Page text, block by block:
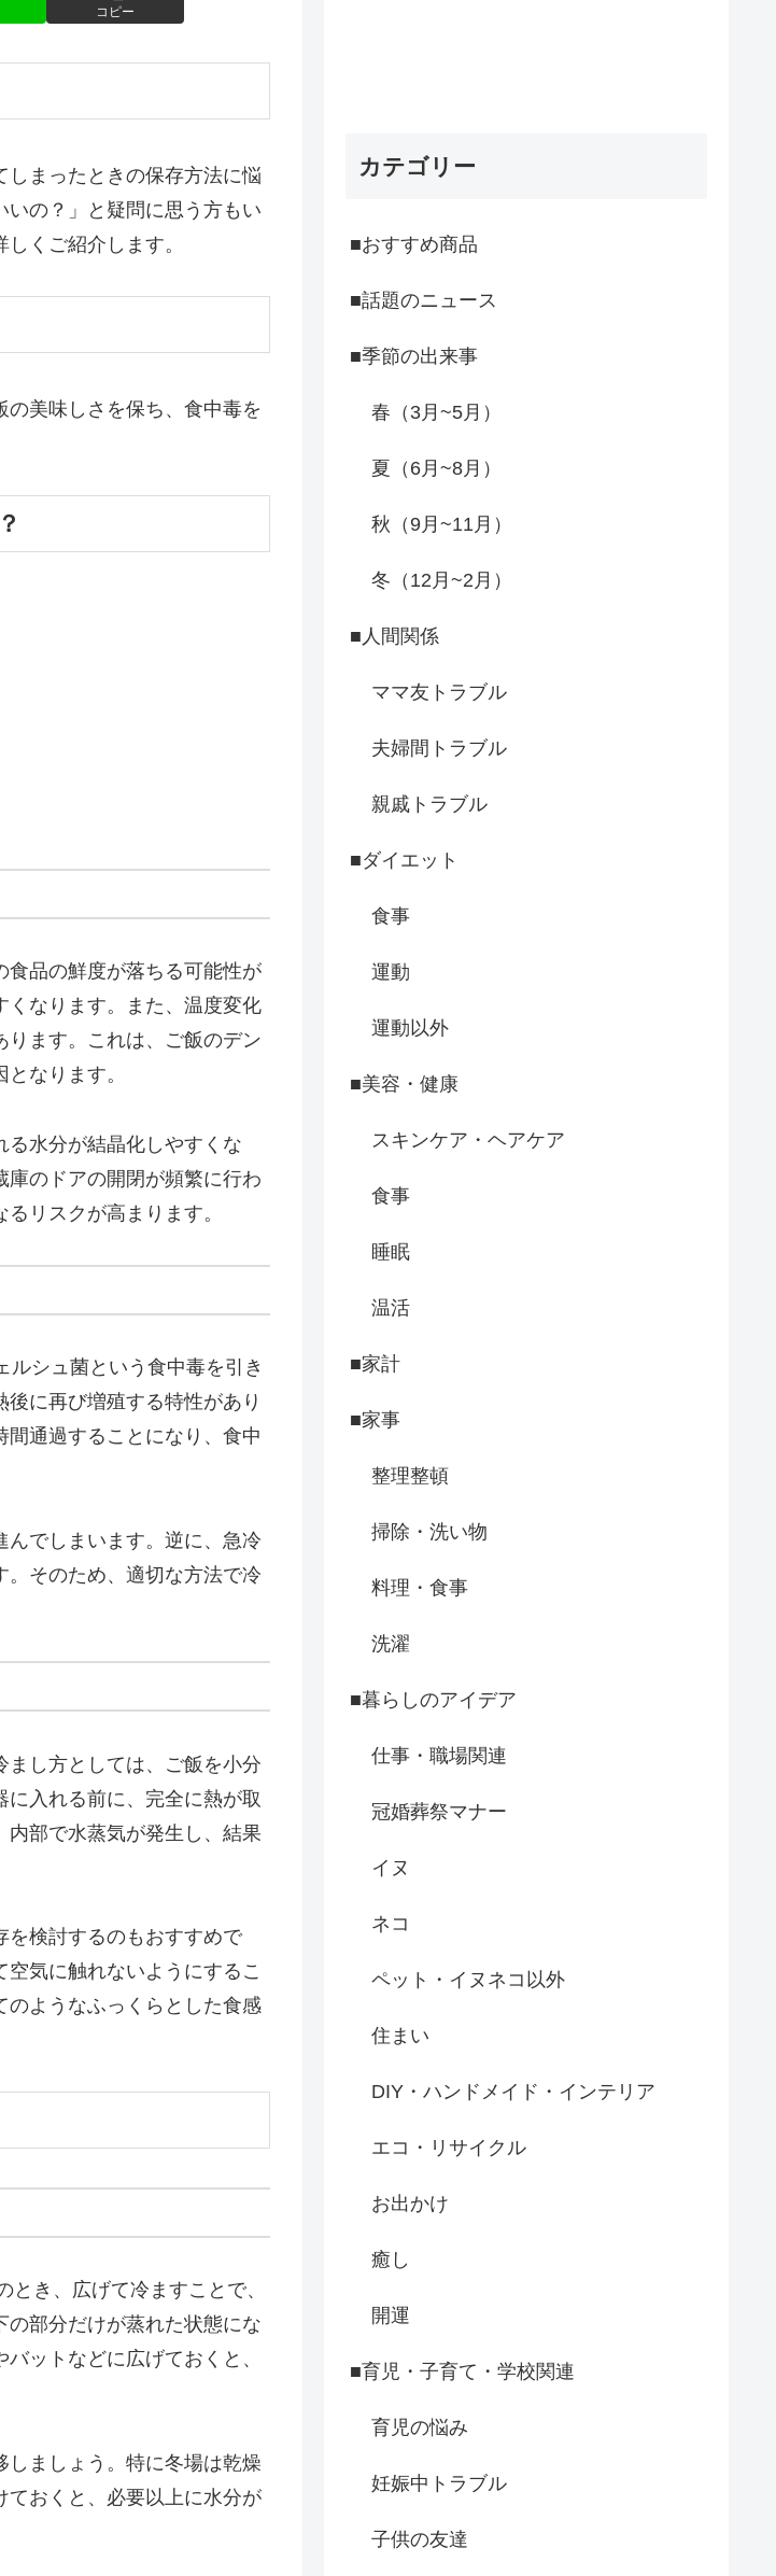
コピー
まったときの保存方法に悩
の？」と疑問に思う方もい
くご紹介します。
美味しさを保ち、食中毒を
食品の鮮度が落ちる可能性が
くなります。また、温度変化
ます。これは、ご飯のデン
なります。
る水分が結晶化しやすくな
庫のドアの開閉が頻繁に行わ
リスクが高まります。
シュ菌という食中毒を引き
に再び増殖する特性があり
通過することになり、食中
んでしまいます。逆に、急冷
。そのため、適切な方法で冷
し方としては、ご飯を小分
入れる前に、完全に熱が取
部で水蒸気が発生し、結果
を検討するのもおすすめで
気に触れないようにするこ
のようなふっくらとした食感
き、広げて冷ますことで、
部分だけが蒸れた状態にな
ットなどに広げておくと、
ましょう。特に冬場は乾燥
ておくと、必要以上に水分が
カテゴリー
■おすすめ商品
■話題のニュース
■季節の出来事
春（3月~5月）
夏（6月~8月）
秋（9月~11月）
冬（12月~2月）
■人間関係
ママ友トラブル
夫婦間トラブル
親戚トラブル
■ダイエット
食事
運動
運動以外
■美容・健康
スキンケア・ヘアケア
食事
睡眠
温活
■家計
■家事
整理整頓
掃除・洗い物
料理・食事
洗濯
■暮らしのアイデア
仕事・職場関連
冠婚葬祭マナー
イヌ
ネコ
ペット・イヌネコ以外
住まい
DIY・ハンドメイド・インテリア
エコ・リサイクル
お出かけ
癒し
開運
■育児・子育て・学校関連
育児の悩み
妊娠中トラブル
子供の友達